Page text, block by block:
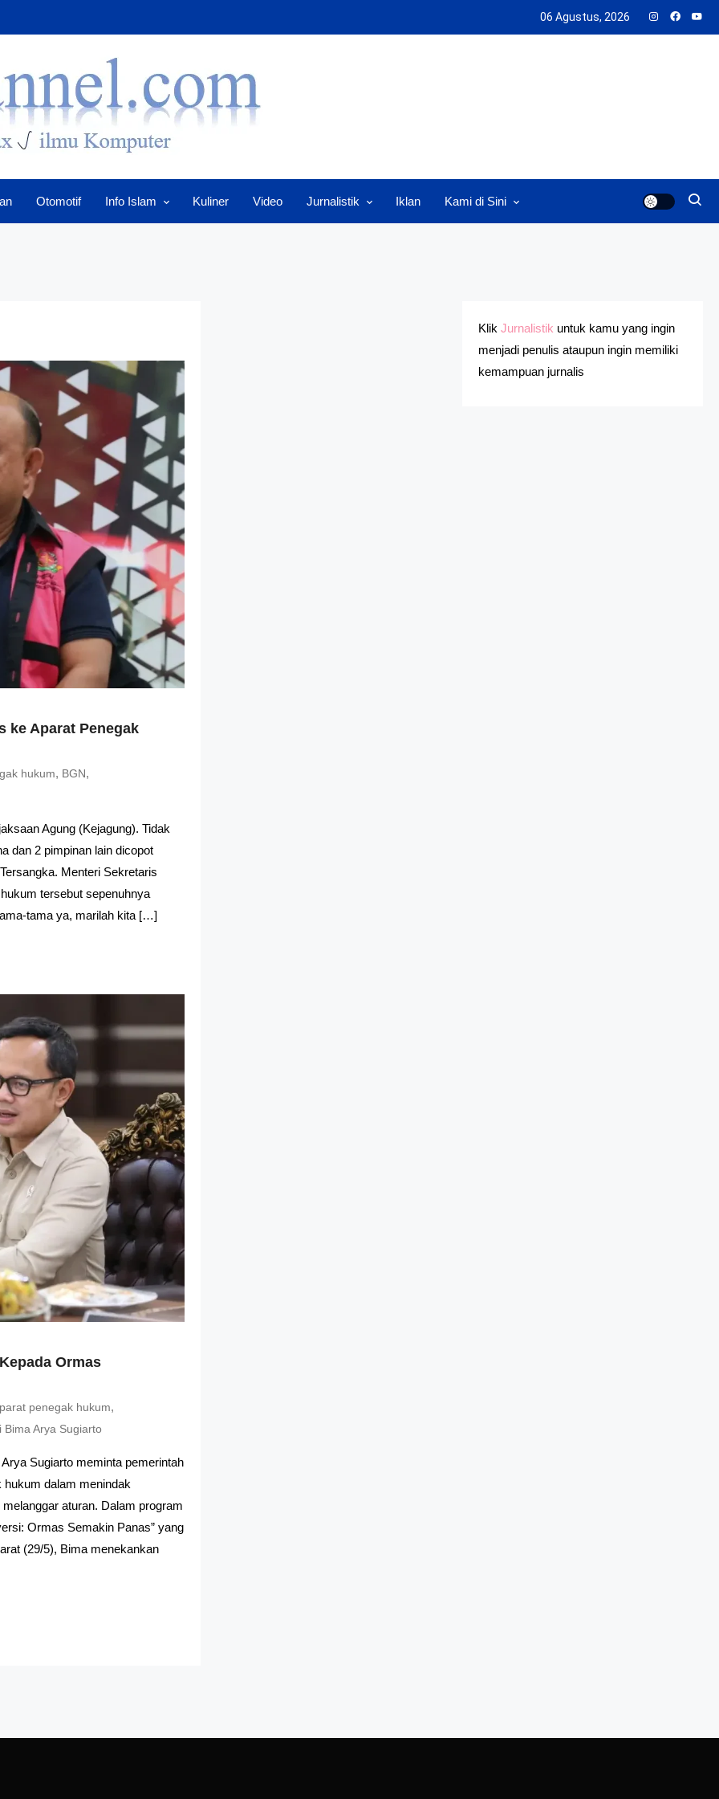
06 Agustus, 2026
Otomotif Info Islam Kuliner Video Jurnalistik Iklan Kami di Sini
ke Aparat Penegak
hukum, BGN,
Agung (Kejagung). Tidak
dan 2 pimpinan lain dicopot
Menteri Sekretaris
tersebut sepenuhnya
tama ya, marilah kita […]
Ormas
penegak hukum,
Bima Arya Sugiarto
Sugiarto meminta pemerintah
hukum dalam menindak
aturan. Dalam program
Ormas Semakin Panas” yang
(29/5), Bima menekankan
KlikJurnalistik untuk kamu yang ingin
menjadi penulis ataupun ingin memiliki
kemampuan jurnalis